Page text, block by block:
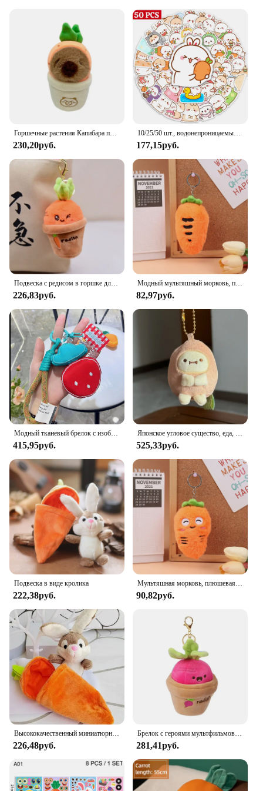
Горшечные растения Капибара плюшевый кулон клубника морковь капибара плюшевый брелок забавная милая капибара плюшевая кукла для девочек
230,20руб.
10/25/50 шт., водонепроницаемые наклейки для ноутбука, гитары, скейтборда
177,15руб.
Подвеска с редисом в горшке для девочек, подарок, автомобильный аксессуар, брелок для ключей в корейском стиле, брелок для ключей от автомобиля, выдвижной морковный брелок для ключей, подвеска для сумки
226,83руб.
Модный мультяшный морковь, плюшевая игрушка, брелок, милая мягкая кукла, кулон, автомобильный брелок для ключей, рюкзак, сумка, декор, подарок для ребенка
82,97руб.
415,95руб. 525,33руб.
Подвеска в виде кролика
222,38руб.
Мультяшная морковь, плюшевая игрушка, брелок, милая мягкая кукла, кулон, автомобильный брелок для ключей, рюкзак, сумка, декор, подарок для ребенка
90,82руб.
226,48руб.
Брелок с героями мультфильмов, креативная кукла с овощами, морковью, мягкая кукла, мягкая кавайная пушистая плюшевая игрушка в горшке, брелок, детский подарок
281,41руб.